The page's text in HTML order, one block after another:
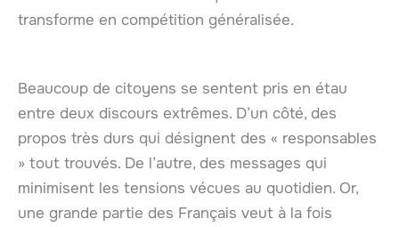
transforme en compétition généralisée.
Beaucoup de citoyens se sentent pris en étau
entre deux discours extrêmes. D’un côté, des
propos très durs qui désignent des « responsables
» tout trouvés. De l’autre, des messages qui
minimisent les tensions vécues au quotidien. Or,
une grande partie des Français veut à la fois